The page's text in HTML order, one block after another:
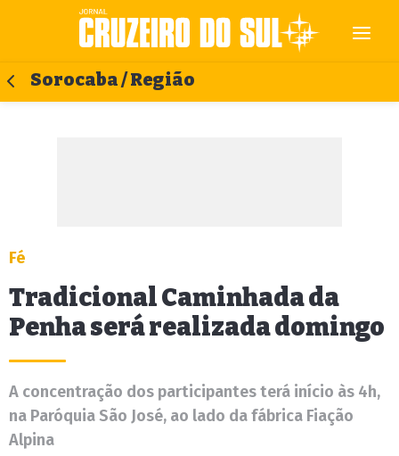
Sorocaba / Região
Fé
Tradicional Caminhada da
Penha será realizada domingo
A concentração dos participantes terá início às 4h,
na Paróquia São José, ao lado da fábrica Fiação
Alpina